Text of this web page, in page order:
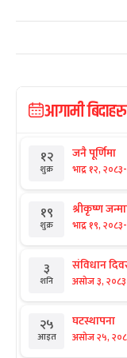
आगामी बिदाहरु
१२
शुक्र
जनै पूर्णिमा
भाद्र १२, २०८३-
१९
शुक्र
श्रीकृष्ण
भाद्र १९, २०८३-
३
शनि
संविधान
असोज ३, २०८३
२५
आइत
घटस्थापना
असोज २५,